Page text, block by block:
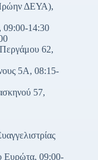
ΔΕΥΑ),
09:00-14:30
62,
5Α, 08:15-
57,
Ευρώτα, 09:00-